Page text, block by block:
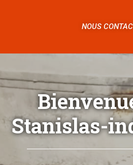
NOUS
Stanislas-